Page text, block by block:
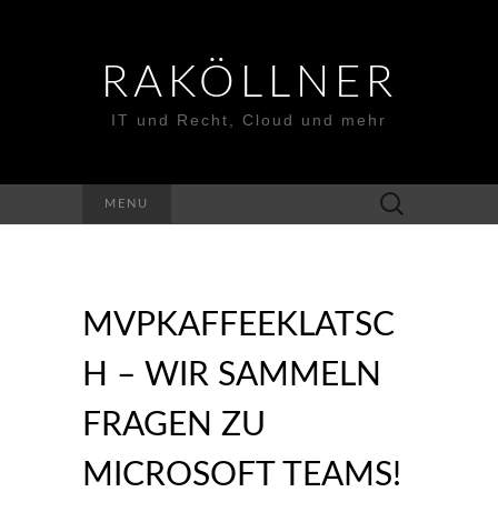
RAKÖLLNER
IT und Recht, Cloud und mehr
MENU
Suchen
nach:
MVPKAFFEEKLATSC
H – WIR SAMMELN
FRAGEN ZU
MICROSOFT TEAMS!